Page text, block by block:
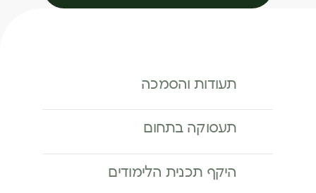
תעודות והסמכה
תעסוקה בתחום
היקף תכנית הלימודים